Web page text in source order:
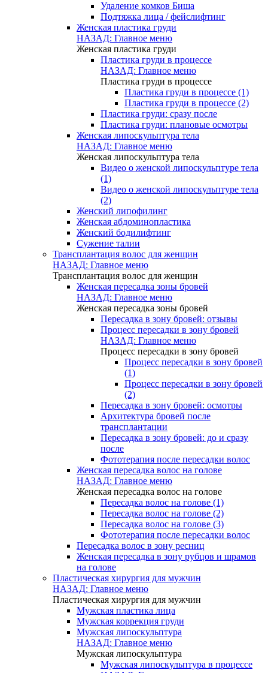
Удаление комков Биша
Подтяжка лица / фейслифтинг
Женская пластика груди
НАЗАД: Главное меню
Женская пластика груди
Пластика груди в процессе
НАЗАД: Главное меню
Пластика груди в процессе
Пластика груди в процессе (1)
Пластика груди в процессе (2)
Пластика груди: сразу после
Пластика груди: плановые осмотры
Женская липоскульптура тела
НАЗАД: Главное меню
Женская липоскульптура тела
Видео о женской липоскульптуре тела
(1)
Видео о женской липоскульптуре тела
(2)
Женский липофилинг
Женская абдоминопластика
Женский бодилифтинг
Сужение талии
Трансплантация волос для женщин
НАЗАД: Главное меню
Трансплантация волос для женщин
Женская пересадка зоны бровей
НАЗАД: Главное меню
Женская пересадка зоны бровей
Пересадка в зону бровей: отзывы
Процесс пересадки в зону бровей
НАЗАД: Главное меню
Процесс пересадки в зону бровей
Процесс пересадки в зону бровей
(1)
Процесс пересадки в зону бровей
(2)
Пересадка в зону бровей: осмотры
Архитектура бровей после
трансплантации
Пересадка в зону бровей: до и сразу
после
Фототерапия после пересадки волос
Женская пересадка волос на голове
НАЗАД: Главное меню
Женская пересадка волос на голове
Пересадка волос на голове (1)
Пересадка волос на голове (2)
Пересадка волос на голове (3)
Фототерапия после пересадки волос
Пересадка волос в зону ресниц
Женская пересадка в зону рубцов и шрамов
на голове
Пластическая хирургия для мужчин
НАЗАД: Главное меню
Пластическая хирургия для мужчин
Мужская пластика лица
Мужская коррекция груди
Мужская липоскульптура
НАЗАД: Главное меню
Мужская липоскульптура
Мужская липоскульптура в процессе